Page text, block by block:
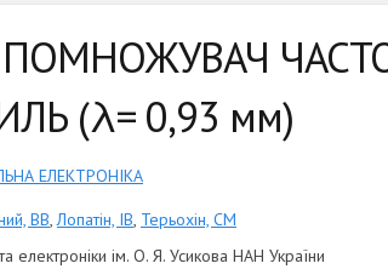
(λ= 0,93 мм)
ЕЛЕКТРОНІКА
ВВ,Лопатін, ІВ, Терьохін, СМ
електроніки ім. О. Я. Усикова НАН України